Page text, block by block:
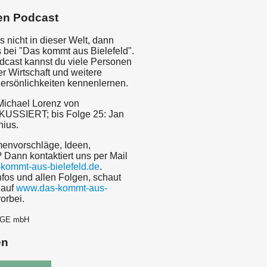
Podcast
nicht in dieser Welt, dann
bei "Das kommt aus Bielefeld".
kannst du viele Personen
Wirtschaft und weitere
kennenlernen.
Lorenz von
bis Folge 25: Jan
Ideen,
kontaktiert uns per Mail
aus-bielefeld.de.
und allen Folgen, schaut
www.das-kommt-aus-
mbH